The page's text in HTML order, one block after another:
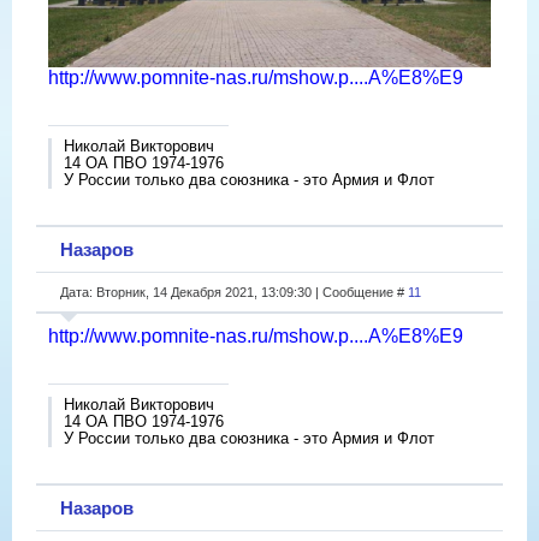
http://www.pomnite-nas.ru/mshow.p....A%E8%E9
Николай Викторович
14 ОА ПВО 1974-1976
У России только два союзника - это Армия и Флот
Назаров
Дата: Вторник, 14 Декабря 2021, 13:09:30 | Сообщение # 11
http://www.pomnite-nas.ru/mshow.p....A%E8%E9
Николай Викторович
14 ОА ПВО 1974-1976
У России только два союзника - это Армия и Флот
Назаров